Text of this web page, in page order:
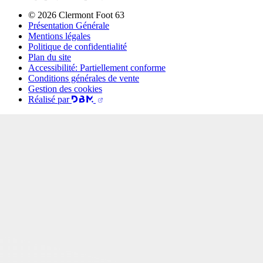
© 2026 Clermont Foot 63
Présentation Générale
Mentions légales
Politique de confidentialité
Plan du site
Accessibilité: Partiellement conforme
Conditions générales de vente
Gestion des cookies
Réalisé par